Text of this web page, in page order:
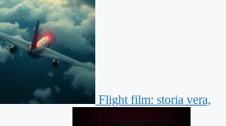
Flight film: storia vera,